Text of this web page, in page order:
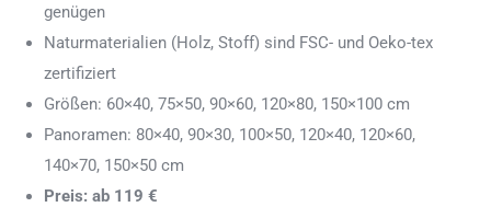
genügen
Naturmaterialien (Holz, Stoff) sind FSC- und Oeko-tex
zertifiziert
Größen: 60×40, 75×50, 90×60, 120×80, 150×100 cm
Panoramen: 80×40, 90×30, 100×50, 120×40, 120×60,
140×70, 150×50 cm
Preis: ab 119 €